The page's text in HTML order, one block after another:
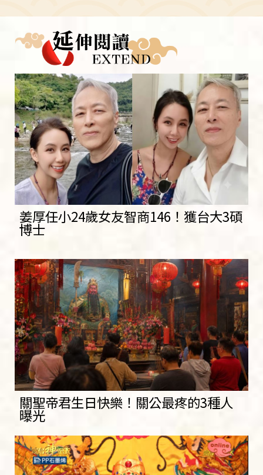
姜厚任小24歲女友智商146！獲台大3碩
博士
關聖帝君生日快樂！關公最疼的3種人
曝光